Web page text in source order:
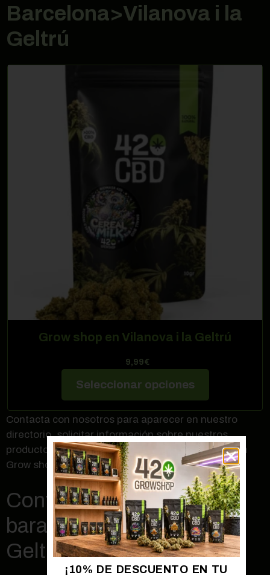
Barcelona>Vilanova i la
Geltrú
Grow shop en Vilanova i la Geltrú
9,99€
Seleccionar opciones
Contacta con nosotros para aparecer en nuestro
directorio, solicitar información sobre nuestros
productos,abrir una franquicia
o si quieres abrir un
Grow shop en Vilanova i la Geltrú
Contactar con Grow shop
barato en Vilanova i la
Geltrú
¡10% DE DESCUENTO EN TU